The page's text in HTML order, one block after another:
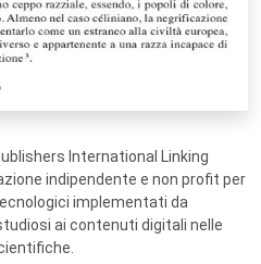
International Linking
indipendente e non profit per
implementati da
ai contenuti digitali nelle